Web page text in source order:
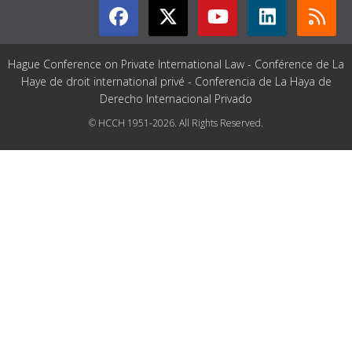
Hague Conference on Private International Law - Conférence de La
Haye de droit international privé - Conferencia de La Haya de
Derecho Internacional Privado
© HCCH 1951-2026. All Rights Reserved.